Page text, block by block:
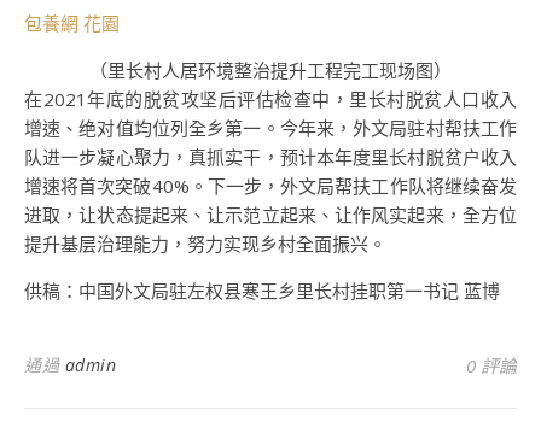
包養網 花園
（里长村人居环境整治提升工程完工现场图）
在2021年底的脱贫攻坚后评估检查中，里长村脱贫人口收入
增速、绝对值均位列全乡第一。今年来，外文局驻村帮扶工作
队进一步凝心聚力，真抓实干，预计本年度里长村脱贫户收入
增速将首次突破40%。下一步，外文局帮扶工作队将继续奋发
进取，让状态提起来、让示范立起来、让作风实起来，全方位
提升基层治理能力，努力实现乡村全面振兴。
供稿：中国外文局驻左权县寒王乡里长村挂职第一书记 蓝博
通過 admin 0 評論